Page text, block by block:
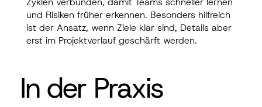
und Risiken früher erkennen. Besonders hilfreich
ist der Ansatz, wenn Ziele klar sind, Details aber
erst im Projektverlauf geschärft werden.
In der Praxis
In der Praxis